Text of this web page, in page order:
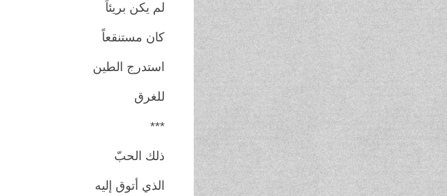
لم يكن بريئاً
كان مستنقعاً
استدرج الطين
للغرق
***
ذلك الحبّ
الذي أتوق إليه